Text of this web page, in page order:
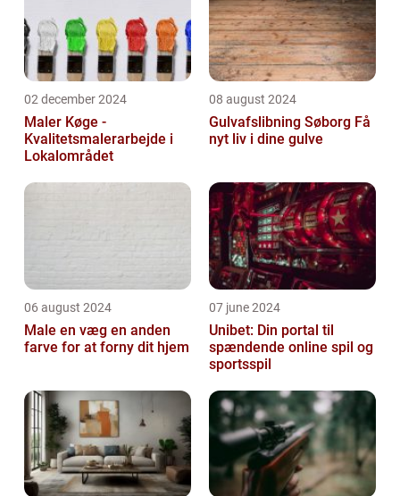
02 december 2024
Maler Køge -
Kvalitetsmalerarbejde i
Lokalområdet
08 august 2024
Gulvafslibning Søborg Få
nyt liv i dine gulve
06 august 2024
Male en væg en anden
farve for at forny dit hjem
07 june 2024
Unibet: Din portal til
spændende online spil og
sportsspil